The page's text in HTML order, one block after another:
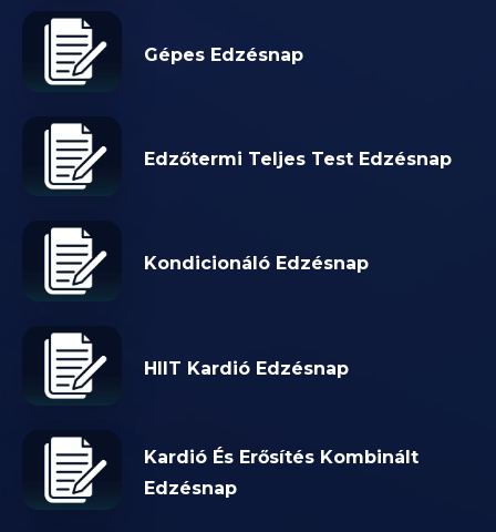
Gépes Edzésnap
Edzőtermi Teljes Test Edzésnap
Kondicionáló Edzésnap
HIIT Kardió Edzésnap
Kardió És Erősítés Kombinált
Edzésnap